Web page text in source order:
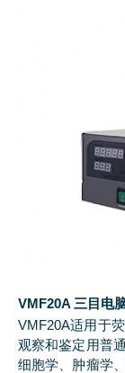
VMF20A 三目电
VMF20A适用于
观察和鉴定用普
细胞学、肿瘤学